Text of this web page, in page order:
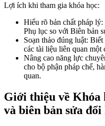
Lợi ích khi tham gia khóa học:
Hiểu rõ bản chất pháp
Phụ lục so với Biên bản
Soạn thảo đúng luật:
các tài liệu liên quan một
Nâng cao năng lực
cho bộ phận pháp chế,
quan.
Giới thiệu về Khóa
và biên bản sửa đổi